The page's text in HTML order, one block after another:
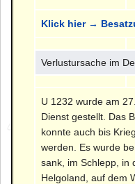
Klick hier →
Verlustursache im
U 1232 wurde am
Dienst gestellt. Das
konnte auch bis
werden. Es wurde
sank, im Schlepp, in
Helgoland, auf dem